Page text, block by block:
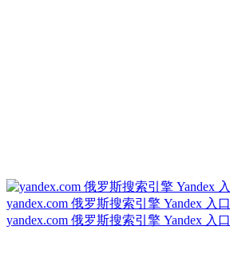
yandex.com 俄罗斯搜索引擎 Yandex 入口
yandex.com 俄罗斯搜索引擎 Yandex 入口